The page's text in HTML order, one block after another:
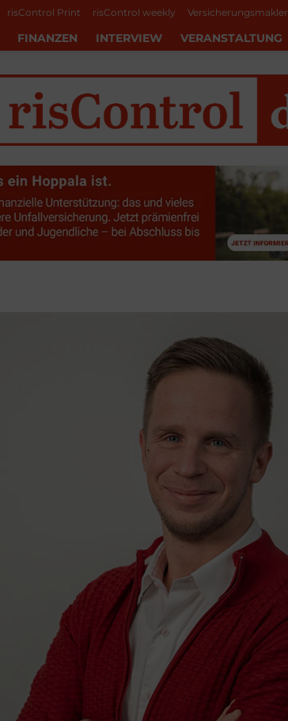
risControl Print risControl weekly Versicherungsmakler
FINANZEN INTERVIEW VERANSTALTUNG